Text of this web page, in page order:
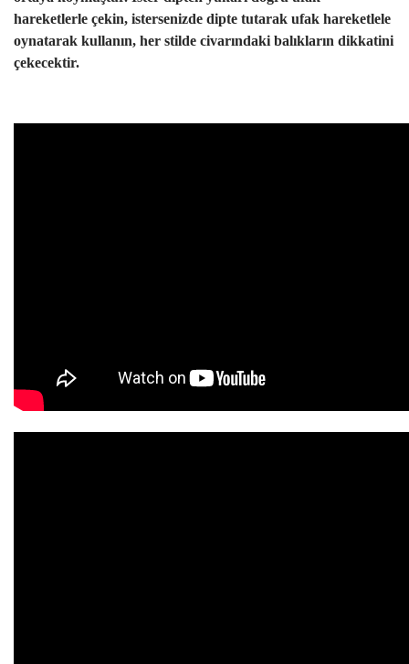
hareketlerle çekin, istersenizde dipte tutarak ufak hareketlele
oynatarak kullanın, her stilde civarındaki balıkların dikkatini
çekecektir.